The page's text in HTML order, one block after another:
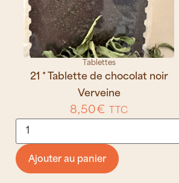
Tablettes
21 * Tablette de chocolat noir
Verveine
8,50€ TTC
Ajouter au panier